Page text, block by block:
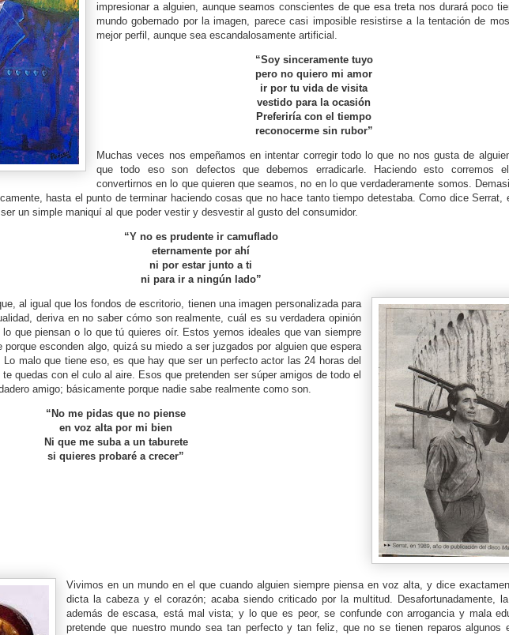
impresionar a alguien, aunque seamos conscientes de que esa treta nos durará poco
mundo gobernado por la imagen, parece casi imposible resistirse a la tentación de
mejor perfil, aunque sea escandalosamente artificial.
“Soy sinceramente tuyo
pero no quiero mi amor
ir por tu vida de visita
vestido para la ocasión
Preferiría con el tiempo
reconocerme sin rubor”
Muchas veces nos empeñamos en intentar corregir todo lo que no nos gusta de
que todo eso son defectos que debemos erradicarle. Haciendo esto corremos
convertirnos en lo que quieren que seamos, no en lo que verdaderamente somos.
hasta el punto de terminar haciendo cosas que no hace tanto tiempo detestaba. Como dice Serrat,
un simple maniquí al que poder vestir y desvestir al gusto del consumidor.
“Y no es prudente ir camuflado
eternamente por ahí
ni por estar junto a ti
ni para ir a ningún lado”
al igual que los fondos de escritorio, tienen una imagen personalizada para
deriva en no saber cómo son realmente, cuál es su verdadera opinión
que piensan o lo que tú quieres oír. Estos yernos ideales que van siempre
esconden algo, quizá su miedo a ser juzgados por alguien que espera
malo que tiene eso, es que hay que ser un perfecto actor las 24 horas del
quedas con el culo al aire. Esos que pretenden ser súper amigos de todo el
amigo; básicamente porque nadie sabe realmente como son.
“No me pidas que no piense
en voz alta por mi bien
Ni que me suba a un taburete
si quieres probaré a crecer”
Vivimos en un mundo en el que cuando alguien siempre piensa en voz alta, y dice
dicta la cabeza y el corazón; acaba siendo criticado por la multitud. Desafortunadamente,
además de escasa, está mal vista; y lo que es peor, se confunde con arrogancia y mala
pretende que nuestro mundo sea tan perfecto y tan feliz, que no se tienen reparos algunos